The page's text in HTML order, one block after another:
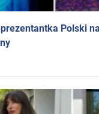
Polski